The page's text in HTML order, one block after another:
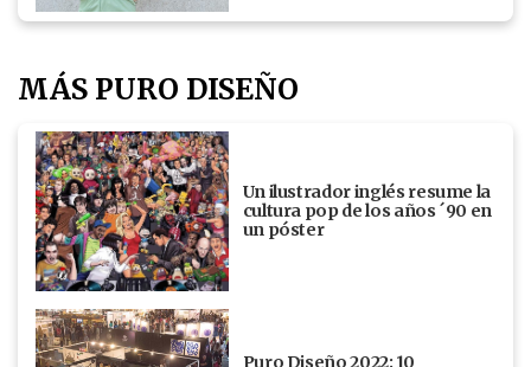
MÁS PURO DISEÑO
Un ilustrador inglés resume la
cultura pop de los años ´90 en
un póster
Puro Diseño 2022: 10